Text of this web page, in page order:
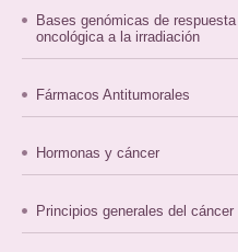
Bases genómicas de respuesta
oncológica a la irradiación
Fármacos Antitumorales
Hormonas y cáncer
Principios generales del cáncer